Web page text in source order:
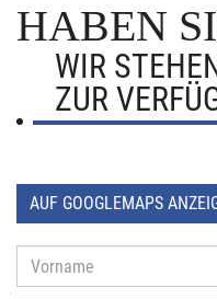
HABEN
WIR
ZUR
AUF GOOGLEMAPS